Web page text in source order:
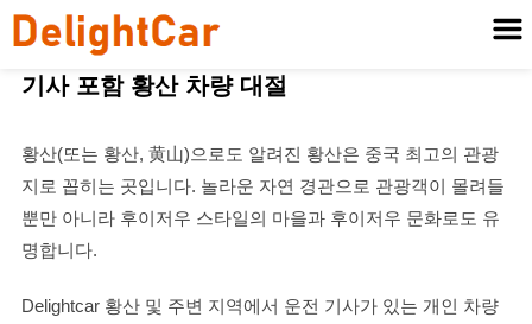
기사 포함 황산 차량 대절
황산(또는 황산, 黄山)으로도 알려진 황산은 중국 최고의 관광
지로 꼽히는 곳입니다. 놀라운 자연 경관으로 관광객이 몰려들
뿐만 아니라 후이저우 스타일의 마을과 후이저우 문화로도 유
명합니다.
Delightcar 황산 및 주변 지역에서 운전 기사가 있는 개인 차량